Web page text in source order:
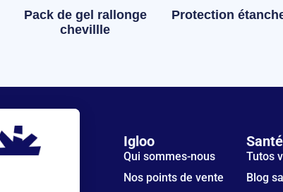
Pack de gel rallonge
chevillle
Protection
Produits
Bras et main
Igloo
Qui sommes-nous
Nos points de vente
Santé
Tutos
Blog